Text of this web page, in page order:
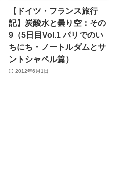
【ドイツ・フランス旅行
記】炭酸水と曇り空：その
9（5日目Vol.1 パリでのい
ちにち・ノートルダムとサ
ントシャペル篇）
2012年6月1日